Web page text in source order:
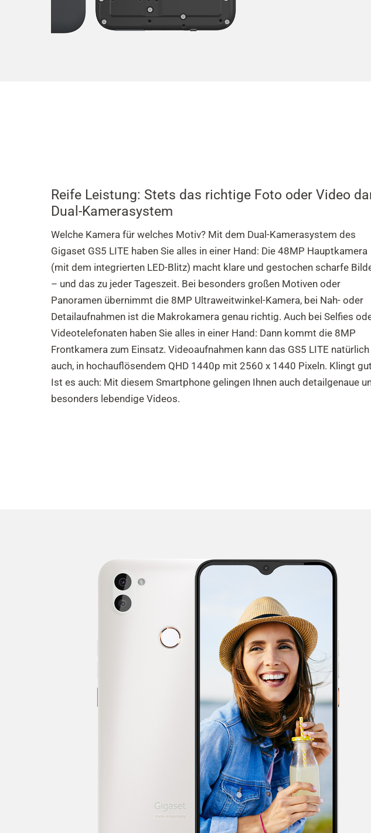
Reife Leistung: Stets das richtige Foto oder Video
Dual-Kamerasystem
Welche Kamera für welches Motiv? Mit dem Dual-Kamerasystem des
Gigaset GS5 LITE haben Sie alles in einer Hand: Die 48MP Hauptkamera
(mit dem integrierten LED-Blitz) macht klare und gestochen scharfe
– und das zu jeder Tageszeit. Bei besonders großen Motiven oder
Panoramen übernimmt die 8MP Ultraweitwinkel-Kamera, bei Nah- oder
Detailaufnahmen ist die Makrokamera genau richtig. Auch bei Selfies
Videotelefonaten haben Sie alles in einer Hand: Dann kommt die 8MP
Frontkamera zum Einsatz. Videoaufnahmen kann das GS5 LITE natürlich
auch, in hochauflösendem QHD 1440p mit 2560 x 1440 Pixeln. Klingt
Ist es auch: Mit diesem Smartphone gelingen Ihnen auch detailgenaue
besonders lebendige Videos.